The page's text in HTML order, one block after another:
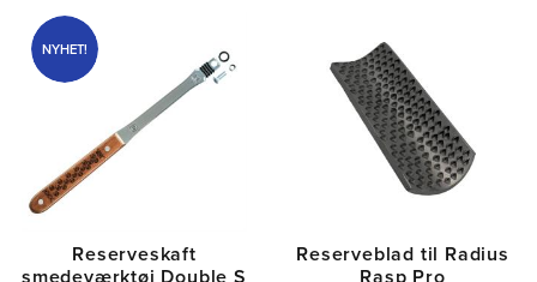
Reserveskaft
NYHET!
Reserveblad til Radius